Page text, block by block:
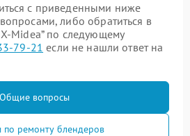
с приведенными ниже
либо обратиться в
Midea” по следующему
79-21 если не нашли ответ на
Общие вопросы
по ремонту блендеров